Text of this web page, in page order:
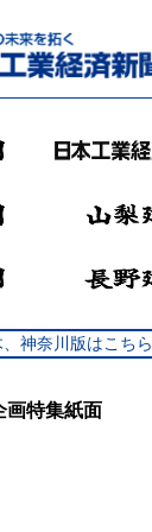
神奈川版はこちら
画特集紙面